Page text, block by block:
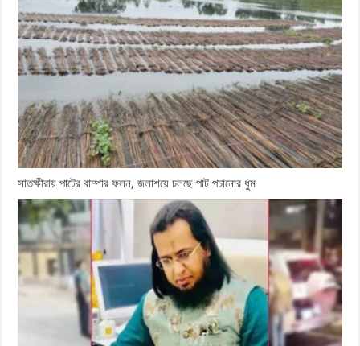
সাতক্ষীরায় পাটের বাম্পার ফলন, জলাশয়ে চলছে পাট পচানোর ধুম